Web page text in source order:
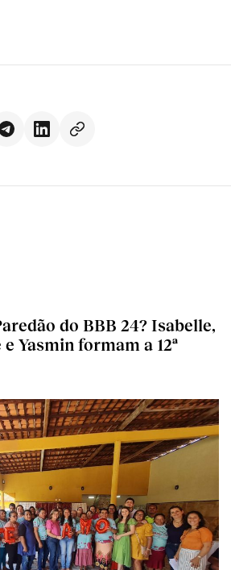
do BBB 24? Isabelle,
Yasmin formam a 12ª